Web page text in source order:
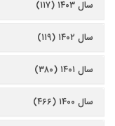
سال ۱۴۰۳ (۱۱۷)
سال ۱۴۰۲ (۱۱۹)
سال ۱۴۰۱ (۳۸۰)
سال ۱۴۰۰ (۴۶۶)